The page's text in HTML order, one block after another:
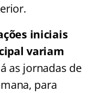
iniciais
variam
as jornadas de
para